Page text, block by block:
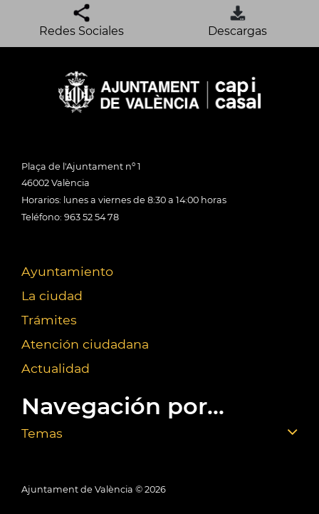
Redes Sociales Descargas
Plaça de l'Ajuntament nº 1
46002 València
Horarios: lunes a viernes de 8:30 a 14:00 horas
Teléfono: 963 52 54 78
Ayuntamiento
La ciudad
Trámites
Atención ciudadana
Actualidad
Navegación por...
Temas
Ajuntament de València © 2026